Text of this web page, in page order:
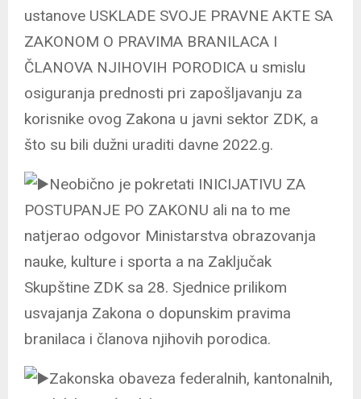
ustanove USKLADE SVOJE PRAVNE AKTE SA
ZAKONOM O PRAVIMA BRANILACA I
ČLANOVA NJIHOVIH PORODICA u smislu
osiguranja prednosti pri zapošljavanju za
korisnike ovog Zakona u javni sektor ZDK, a
što su bili dužni uraditi davne 2022.g.
Neobično je pokretati INICIJATIVU ZA
POSTUPANJE PO ZAKONU ali na to me
natjerao odgovor Ministarstva obrazovanja
nauke, kulture i sporta a na Zaključak
Skupštine ZDK sa 28. Sjednice prilikom
usvajanja Zakona o dopunskim pravima
branilaca i članova njihovih porodica.
Zakonska obaveza federalnih, kantonalnih,